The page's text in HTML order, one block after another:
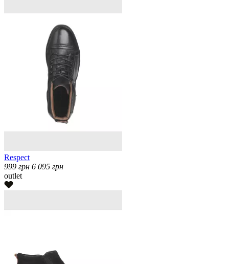
Respect
999 грн 6 095 грн
outlet